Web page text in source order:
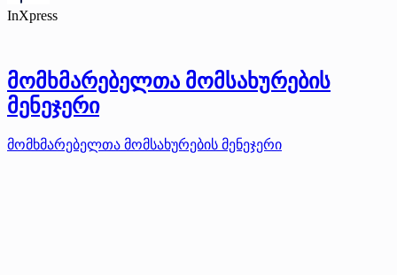
InXpress
მომხმარებელთა მომსახურების
მენეჯერი
მომხმარებელთა მომსახურების მენეჯერი